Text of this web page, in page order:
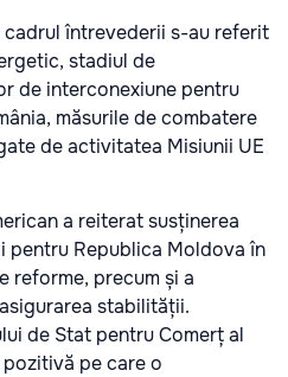
întrevederii s-au referit
stadiul de
de interconexiune pentru
măsurile de combatere
de activitatea Misiunii UE
a reiterat susținerea
pentru Republica Moldova în
reforme, precum și a
stabilității.
de Stat pentru Comerț al
pe care o